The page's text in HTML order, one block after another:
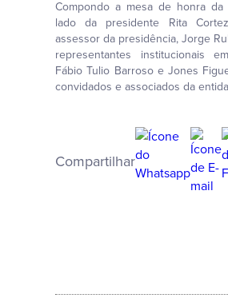
Compondo a mesa de honra da
lado da presidente Rita
assessor da presidência, Jorge
representantes institucionais
Fábio Tulio Barroso e Jones
convidados e associados da
Compartilhar